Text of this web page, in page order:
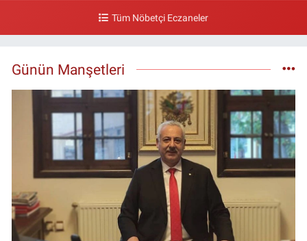
Tüm Nöbetçi Eczaneler
Günün Manşetleri